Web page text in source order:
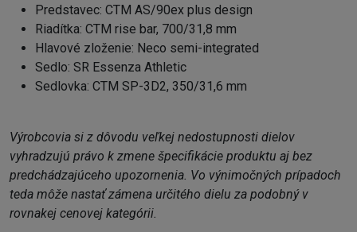
Predstavec: CTM AS/90ex plus design
Riadítka: CTM rise bar, 700/31,8 mm
Hlavové zloženie: Neco semi-integrated
Sedlo: SR Essenza Athletic
Sedlovka: CTM SP-3D2, 350/31,6 mm
Výrobcovia si z dôvodu veľkej nedostupnosti dielov
vyhradzujú právo k zmene špecifikácie produktu aj bez
predchádzajúceho upozornenia. Vo výnimočných prípadoch
teda môže nastať zámena určitého dielu za podobný v
rovnakej cenovej kategórii.